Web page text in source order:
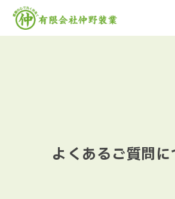
よくあるご質問に